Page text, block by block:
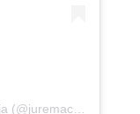
A post shared by Advogada que Viaja (@juremacintra)